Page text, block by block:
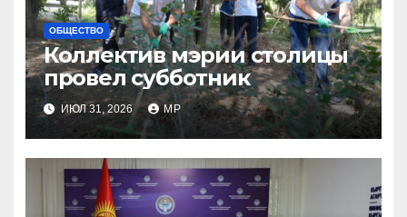
ОБЩЕСТВО
Коллектив мэрии столицы
провел субботник
ИЮЛ 31, 2026 MP